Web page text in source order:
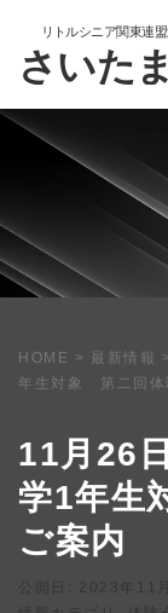
HOME > 最新情報
年生対象 第二回体
11月26
学1年生
ご案内